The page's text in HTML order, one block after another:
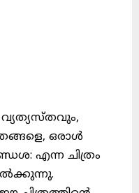
വ്യത്യസ്തവും,
ഒരാൾ
എന്ന ചിത്രം